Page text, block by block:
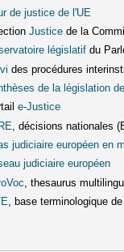
de justice de l'UE
Justice(le lien est
de la
législatif(le lien
du
(le lien est externe)
des procédures
de la législation
e-Justice(le lien est
(le lien est externe)
, décisions nationales
judiciaire européen en
judiciaire européen(le
(le lien est externe)
, thesaurus
(le lien est externe)
, base terminologique